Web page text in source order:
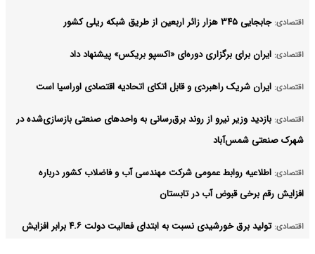
اقتصادی: جابجایی ۳۴۵ هزار زائر اربعین از طریق شبکه ریلی کشور
اقتصادی: ایران برای برگزاری دوره‌ای «اکسپو بریکس» پیشنهاد داد
اقتصادی: ایران شریک راهبردی و قابل اتکای اتحادیه اقتصادی اوراسیا است
اقتصادی: بازدید وزیر نیرو از روند برق‌رسانی به واحدهای صنعتی بازسازی‌شده در
شهرک صنعتی شمس‌آباد
اقتصادی: اطلاعیه روابط عمومی شرکت مهندسی آب و فاضلاب کشور درباره
افزایش رقم برخی قبوض آب در تابستان
اقتصادی:
تولید برق خورشیدی نسبت به ابتدای فعالیت دولت ۴.۶ برابر افزایش